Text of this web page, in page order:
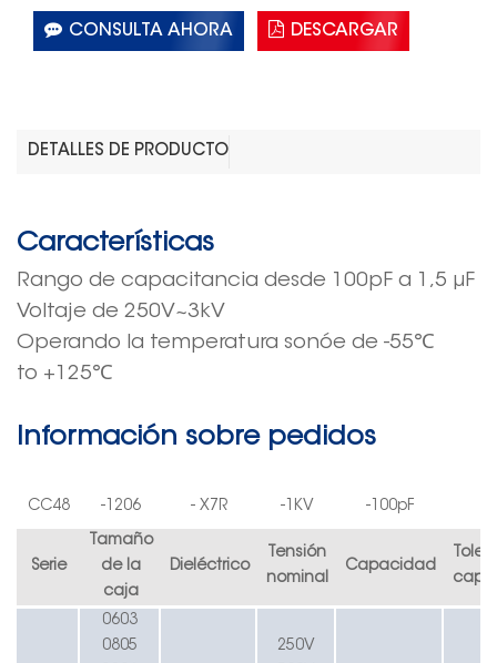
CONSULTA AHORA DESCARGAR
DETALLES DE PRODUCTO
Características
Rango de capacitancia desde 100pF a 1,5 μF
Voltaje de250V~3kV
Operando la temperatura sonóe de -55℃
to +125℃
Información sobre pedidos
CC48 -1206 - X7R -1KV -100pF
Serie
Tamaño
de la
caja
Dieléctrico
Tensión
nominal
Capacidad
0603
0805
250V